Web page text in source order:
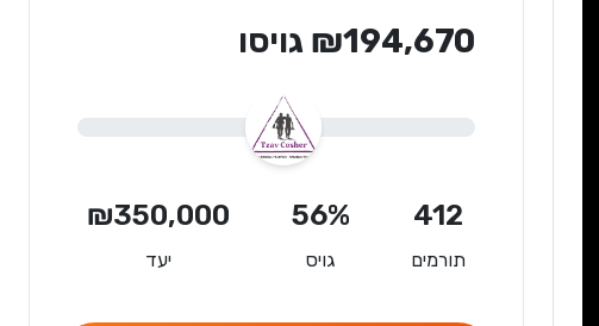
₪194,670 גויסו
412
תורמים
56%
גויס
₪350,000
יעד